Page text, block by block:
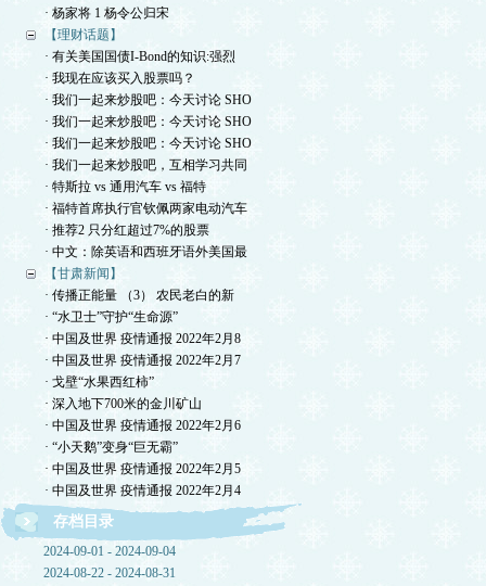
· 杨家将 1 杨令公归宋
【理财话题】
· 有关美国国债I-Bond的知识:强烈
· 我现在应该买入股票吗？
· 我们一起来炒股吧：今天讨论 SHO
· 我们一起来炒股吧：今天讨论 SHO
· 我们一起来炒股吧：今天讨论 SHO
· 我们一起来炒股吧，互相学习共同
· 特斯拉 vs 通用汽车 vs 福特
· 福特首席执行官钦佩两家电动汽车
· 推荐2 只分红超过7%的股票
· 中文：除英语和西班牙语外美国最
【甘肃新闻】
· 传播正能量 （3） 农民老白的新
· “水卫士”守护“生命源”
· 中国及世界 疫情通报 2022年2月8
· 中国及世界 疫情通报 2022年2月7
· 戈壁“水果西红柿”
· 深入地下700米的金川矿山
· 中国及世界 疫情通报 2022年2月6
· “小天鹅”变身“巨无霸”
· 中国及世界 疫情通报 2022年2月5
· 中国及世界 疫情通报 2022年2月4
存档目录
2024-09-01 - 2024-09-04
2024-08-22 - 2024-08-31